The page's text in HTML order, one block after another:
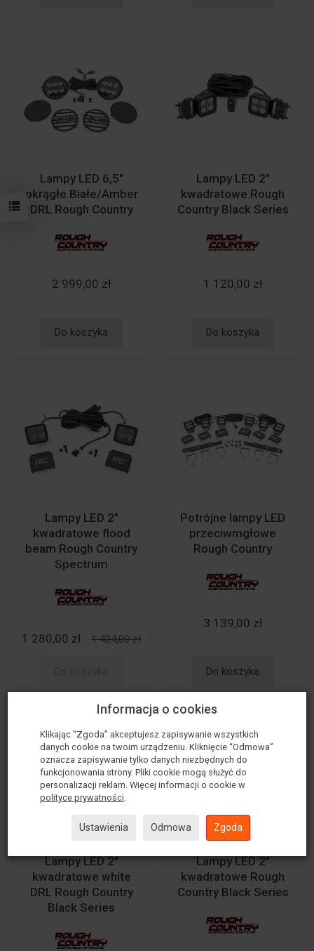
Lampy LED 6,5"
okrągłe Białe/Amber
DRL Rough Country
2 999,00 zł
Do koszyka
Lampy LED 2"
kwadratowe Rough
Country Black Series
1 120,00 zł
Do koszyka
Lampy LED 2"
kwadratowe flood
beam Rough Country
Spectrum
1 280,00 zł 1 424,00 zł
Potrójne lampy LED
przeciwmgłowe
Rough Country
3 139,00 zł
Do koszyka
Lampy LED 2"
kwadratowe white
DRL Rough Country
Black Series
Lampy LED 2"
kwadratowe Rough
Country Black Series
Informacja o cookies
Klikając “Zgoda” akceptujesz zapisywanie wszystkich
danych cookie na twoim urządzeniu. Kliknięcie “Odmowa”
oznacza zapisywanie tylko danych niezbędnych do
funkcjonowania strony. Pliki cookie mogą służyć do
personalizacji reklam. Więcej informacji o cookie w
polityce prywatności.
Ustawienia Odmowa Zgoda